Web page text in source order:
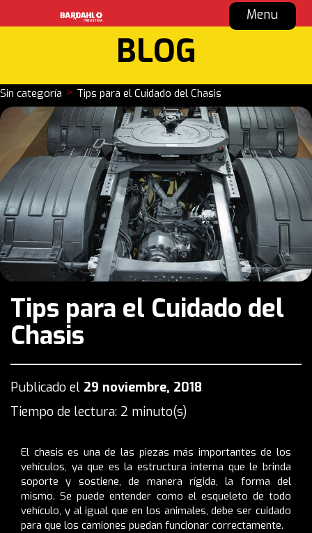
Menu
BLOG
Sin categoría > Tips para el Cuidado del Chasis
Tips para el Cuidado del
Chasis
Publicado el 29 noviembre, 2018
Tiempo de lectura: 2 minuto(s)
El chasis es una de las piezas más importantes de los
vehículos, ya que es la estructura interna que le brinda
soporte y sostiene, de manera rígida, la forma del
mismo. Se puede entender como el esqueleto de todo
vehículo, y al igual que en los animales, debe ser cuidado
para que los camiones puedan funcionar correctamente.